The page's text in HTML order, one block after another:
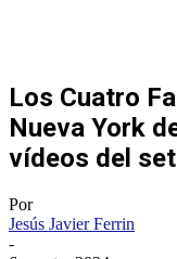
Los Cuatro
Nueva York
vídeos del set
Por
Jesús Javier Ferrin
-